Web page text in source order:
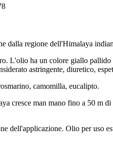
dalla regione dell'Himalaya
L'olio ha un colore giallo
astringente, diuretico,
camomilla, eucalipto.
cresce man mano fino a 50 m
dell'applicazione. Olio per uso